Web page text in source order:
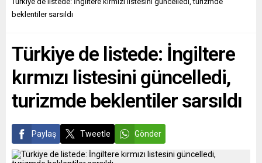
beklentiler sarsıldı
Türkiye de listede: İngiltere
kırmızı listesini güncelledi,
turizmde beklentiler sarsıldı
Paylaş Tweetle Gönder